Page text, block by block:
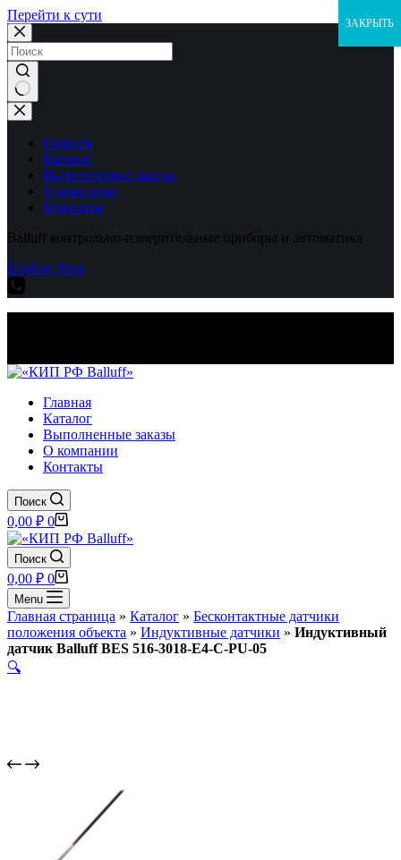
Перейти к сути
Ничего
не
найденоГлавная
Каталог
Выполненные заказы
О компании
Контакты
Balluff контрольно-измерительные приборы и автоматика
Explore Shop
Главная
Каталог
Выполненные заказы
О компании
Контакты
Поиск
Корзина
0,00 ₽ 0
Поиск
Корзина
0,00 ₽ 0
Menu
Главная страница » Каталог » Бесконтактные датчики
положения объекта » Индуктивные датчики » Индуктивный
датчик Balluff BES 516-3018-E4-C-PU-05
🔍
ЗАКРЫТЬ